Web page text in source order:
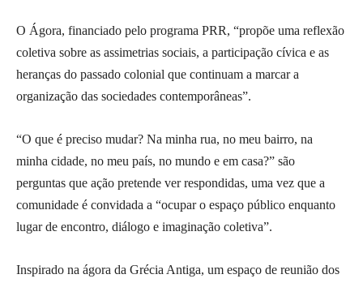
O Ágora, financiado pelo programa PRR, “propõe uma reflexão
coletiva sobre as assimetrias sociais, a participação cívica e as
heranças do passado colonial que continuam a marcar a
organização das sociedades contemporâneas”.
“O que é preciso mudar? Na minha rua, no meu bairro, na
minha cidade, no meu país, no mundo e em casa?” são
perguntas que ação pretende ver respondidas, uma vez que a
comunidade é convidada a “ocupar o espaço público enquanto
lugar de encontro, diálogo e imaginação coletiva”.
Inspirado na ágora da Grécia Antiga, um espaço de reunião dos